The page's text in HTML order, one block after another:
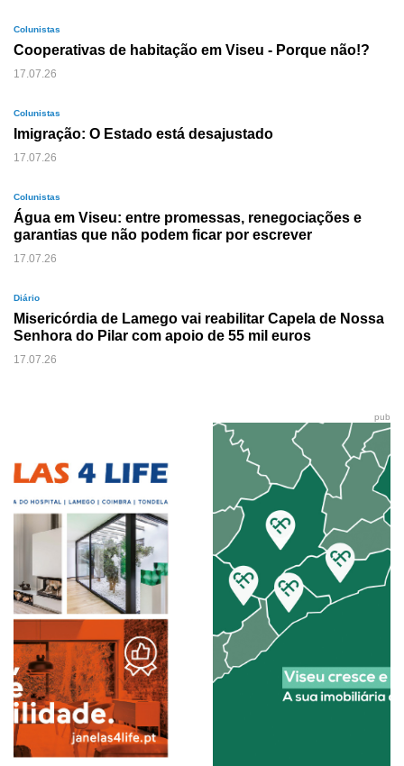
Colunistas
Cooperativas de habitação em Viseu - Porque não!?
17.07.26
Colunistas
Imigração: O Estado está desajustado
17.07.26
Colunistas
Água em Viseu: entre promessas, renegociações e
garantias que não podem ficar por escrever
17.07.26
Diário
Misericórdia de Lamego vai reabilitar Capela de Nossa
Senhora do Pilar com apoio de 55 mil euros
17.07.26
pub